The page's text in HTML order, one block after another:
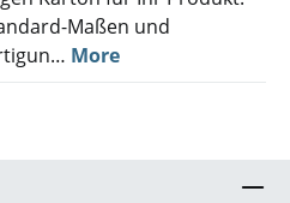
Maßen und
More